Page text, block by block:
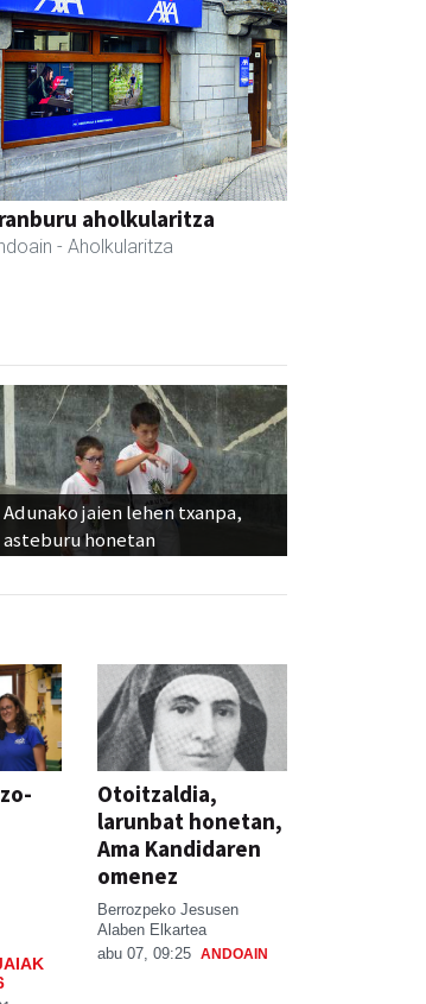
aholkularitza
- Aholkularitza
Adunako jaien lehen txanpa,
asteburu honetan
Otoitzaldia,
larunbat honetan,
Ama Kandidaren
omenez
Berrozpeko Jesusen
Alaben Elkartea
abu 07, 09:25 ANDOAIN